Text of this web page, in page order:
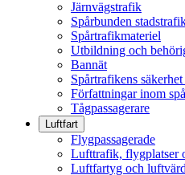
Järnvägstrafik
Spårbunden
Spårtrafikmateriel
Utbildning och
Bannät
Spårtrafikens
Författningar inom
Tågpassagerare
Luftfart
Flygpassagerade
Lufttrafik, flygplatser
Luftfartyg och